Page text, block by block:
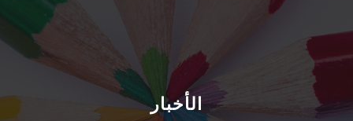
عن الكلية
القطاعات الأخبار